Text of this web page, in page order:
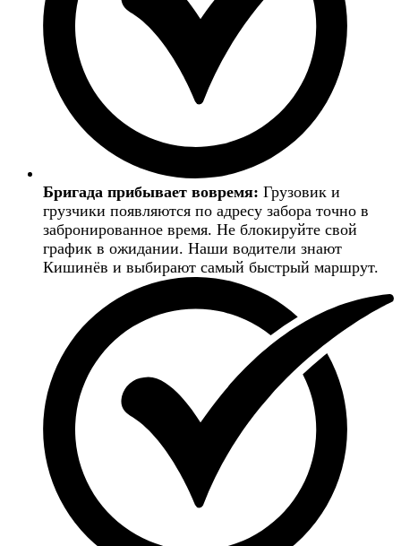
Бригада прибывает вовремя: Грузовик и
грузчики появляются по адресу забора точно в
забронированное время. Не блокируйте свой
график в ожидании. Наши водители знают
Кишинёв и выбирают самый быстрый маршрут.